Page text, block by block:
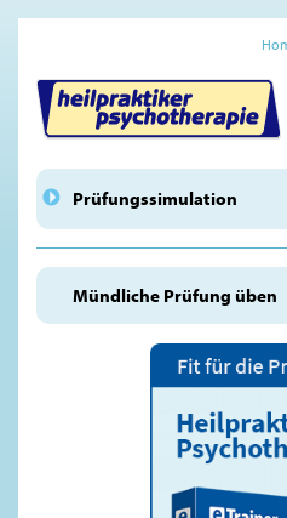
Prüfungssimulation
Mündliche Prüfung üben